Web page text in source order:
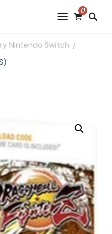
0
Nintendo Switch /